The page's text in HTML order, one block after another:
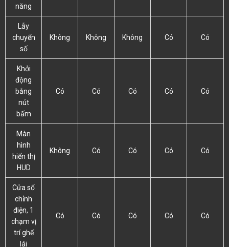
năng
Lẫy
chuyển
số
Không Không Không Có Có
Khởi
động
bằng
nút
bấm
Có Có Có Có Có
Màn
hình
hiển thị
HUD
Không Có Có Có Có
Cửa sổ
chỉnh
điện, 1
chạm vị
trí ghế
lái
Có Có Có Có Có